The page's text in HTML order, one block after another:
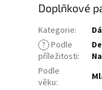
Doplňkové
Kategorie:
? Podle
příležitosti:
Podle
věku: